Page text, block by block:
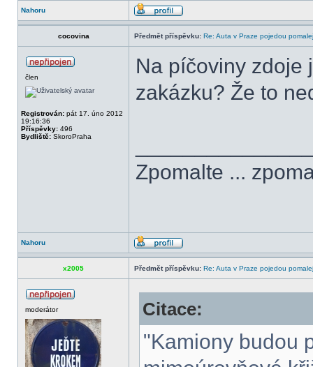
Nahoru
cocovina Předmět příspěvku: Re: Auta v Praze pojedou
člen
Registrován: pát 17. úno 2012
19:16:36
Příspěvky: 496
Bydliště: SkoroPraha
Na píčoviny zdoje
zakázku? Že to
Zpomalte ...
Nahoru
x2005 Předmět příspěvku: Re: Auta v Praze pojedou
moderátor Citace:
"Kamiony budou